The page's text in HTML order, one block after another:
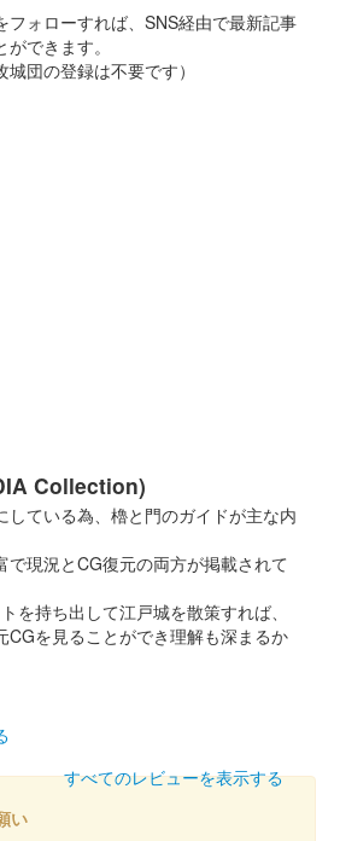
た御城印合戦in福知山のいわつき武者
ジェクト〜のブースにて販売された御城
た御城印合戦in福知山のいわつき武者
証
群馬非公認キャラクター版
のみで販売された御城印。
群馬戦国御城印サミット版
フォローすれば、SNS経由で最新記事
できます。
城団の登録は不要です）
Collection)
している為、櫓と門のガイドが主な内
で現況とCG復元の両方が掲載されて
を持ち出して江戸城を散策すれば、
CGを見ることができ理解も深まるか
すべてのレビューを表示する
い